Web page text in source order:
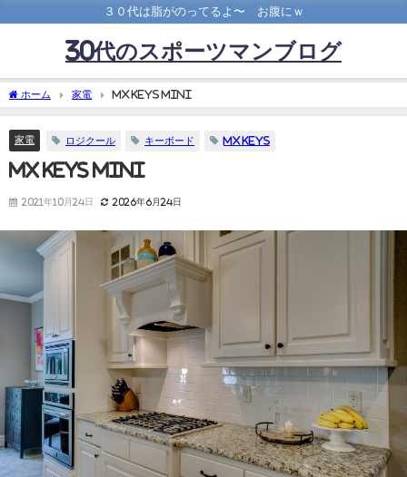
３０代は脂がのってるよ〜 お腹にｗ
30代のスポーツマンブログ
ホーム 家電 MX KEYS mini
家電 ロジクール キーボード MX KEYS
MX KEYS mini
2021年10月24日 2026年6月24日